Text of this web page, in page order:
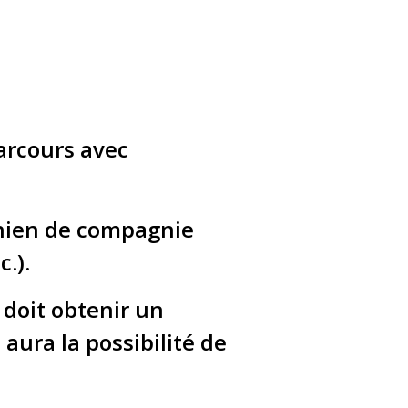
avec
de compagnie
doit obtenir un
aura la possibilité de